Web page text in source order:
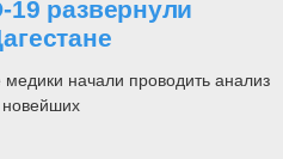
19 развернули
начали проводить анализ
новейших